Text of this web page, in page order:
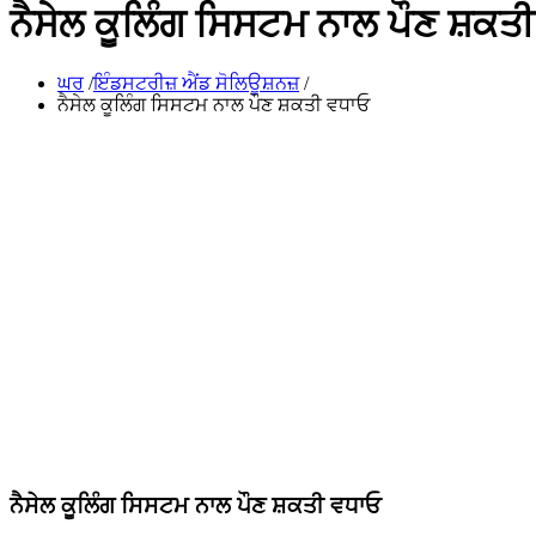
ਨੈਸੇਲ ਕੂਲਿੰਗ ਸਿਸਟਮ ਨਾਲ ਪੌਣ
ਘਰ /ਇੰਡਸਟਰੀਜ਼ ਐਂਡ ਸੋਲਿਊਸ਼ਨਜ਼/
ਨੈਸੇਲ ਕੂਲਿੰਗ ਸਿਸਟਮ ਨਾਲ ਪੌਣ ਸ਼ਕਤੀ ਵਧਾਓ
ਨੈਸੇਲ ਕੂਲਿੰਗ ਸਿਸਟਮ ਨਾਲ ਪੌਣ ਸ਼ਕਤੀ ਵਧਾਓ